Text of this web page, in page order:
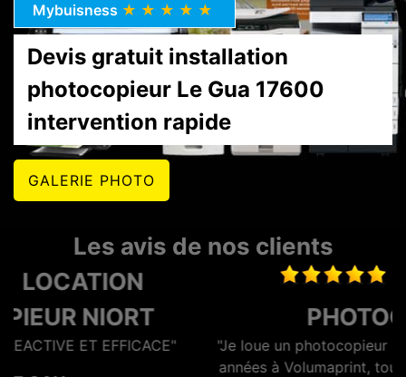
Mybuisness ★★★★★
Devis gratuit installation
photocopieur Le Gua 17600
intervention rapide
GALERIE PHOTO
Les avis de nos clients
LOCATION
PHOTOCOPIEUR
"Je loue un photocopieur depuis maintenant
années à Volumaprint, tout s'est toujours bien passé,